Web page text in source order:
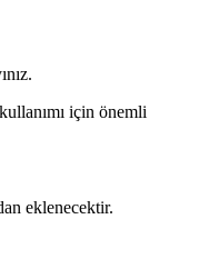
için önemli
eklenecektir.